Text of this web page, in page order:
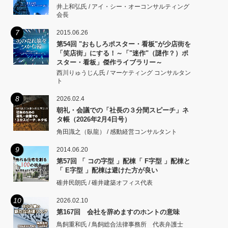
井上和弘氏 / アイ・シー・オーコンサルティング
会長
7 2015.06.26
第54回 "おもしろポスター・看板"が少店街を
「笑店街」にする！～「"迷作"（謎作？）ポ
スター・看板」傑作ライブラリー～
西川りゅうじん氏 / マーケティング コンサルタン
ト
8 2026.02.4
朝礼・会議での「社長の３分間スピーチ」ネ
タ帳（2026年2月4日号）
角田識之（臥龍） / 感動経営コンサルタント
9 2014.06.20
第57回 「 コの字型 」配棟「 F字型 」配棟と
「 E字型 」配棟は避けた方が良い
碓井民朗氏 / 碓井建築オフィス代表
10 2026.02.10
第167回 会社を辞めますのホントの意味
鳥飼重和氏 / 鳥飼総合法律事務所 代表弁護士